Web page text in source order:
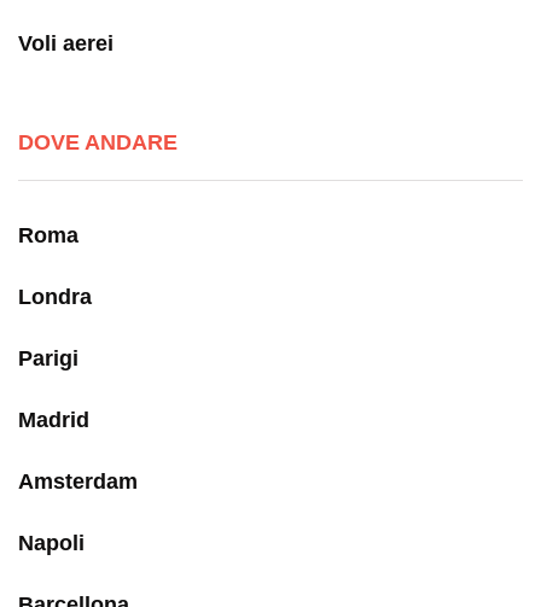
Voli aerei
DOVE ANDARE
Roma
Londra
Parigi
Madrid
Amsterdam
Napoli